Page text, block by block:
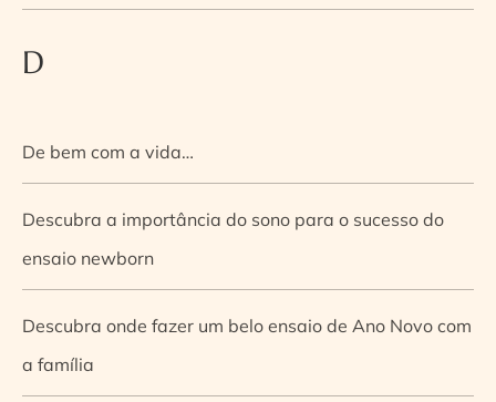
D
De bem com a vida…
Descubra a importância do sono para o sucesso do
ensaio newborn
Descubra onde fazer um belo ensaio de Ano Novo com
a família